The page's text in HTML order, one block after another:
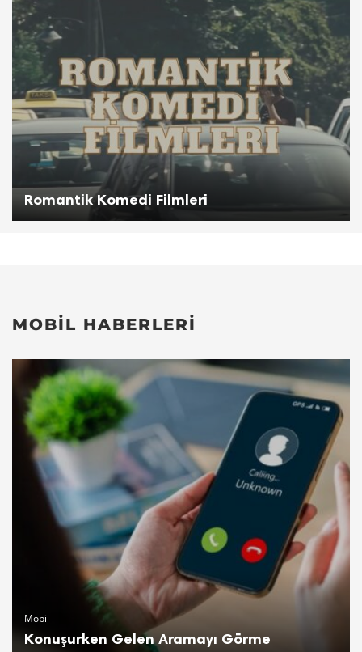
Romantik Komedi Filmleri
MOBIL HABERLERI
Mobil
Konuşurken Gelen Aramayı Görme